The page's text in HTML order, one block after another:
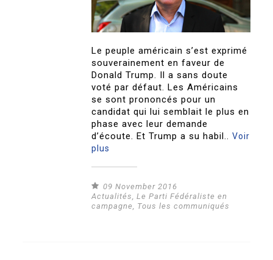
Le peuple américain s’est exprimé
souverainement en faveur de
Donald Trump. Il a sans doute
voté par défaut. Les Américains
se sont prononcés pour un
candidat qui lui semblait le plus en
phase avec leur demande
d’écoute. Et Trump a su habil..Voir
plus
09 November 2016
Actualités,Le Parti Fédéraliste en
campagne, Tous les communiqués